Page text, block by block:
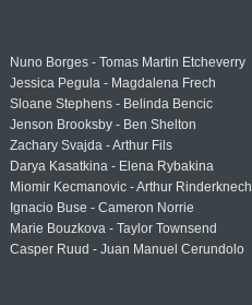
Nuno Borges - Tomas Martin Etcheverry
Jessica Pegula - Magdalena Frech
Sloane Stephens - Belinda Bencic
Jenson Brooksby - Ben Shelton
Zachary Svajda - Arthur Fils
Darya Kasatkina - Elena Rybakina
Miomir Kecmanovic - Arthur Rinderknech
Ignacio Buse - Cameron Norrie
Marie Bouzkova - Taylor Townsend
Casper Ruud - Juan Manuel Cerundolo